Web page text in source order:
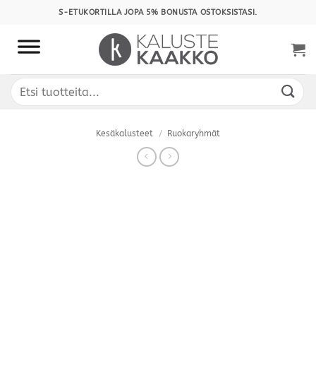
content
S-ETUKORTILLA JOPA 5% BONUSTA OSTOKSISTASI.
Etsi:
Kesäkalusteet / Ruokaryhmät